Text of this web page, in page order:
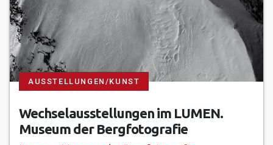
AUSSTELLUNGEN/KUNST
Wechselausstellungen im LUMEN.
Museum der Bergfotografie